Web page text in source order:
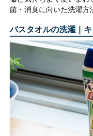
菌・消臭に向いた洗濯方
バスタオルの洗濯｜